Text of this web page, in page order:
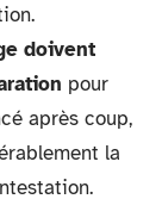
doivent
pour
après coup,
la